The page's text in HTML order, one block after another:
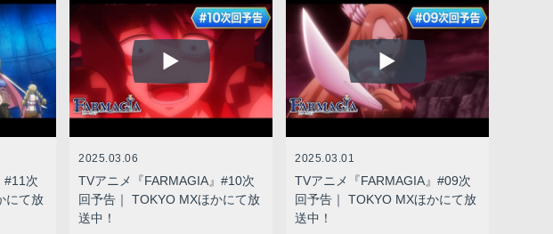
#11次
にて放
2025.03.06
TVアニメ『FARMAGIA』#10次
回予告｜ TOKYO MXほかにて放
送中！
2025.03.01
TVアニメ『FARMAGIA』#09次
回予告｜ TOKYO MXほかにて放
送中！